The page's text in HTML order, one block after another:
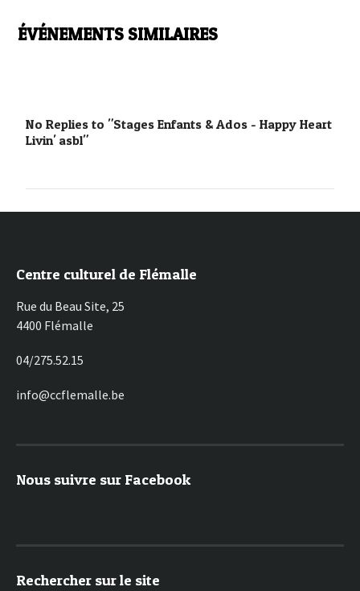
ÉVÉNEMENTS SIMILAIRES
No Replies to "Stages Enfants & Ados - Happy Heart
Livin' asbl"
Centre culturel de Flémalle
Rue du Beau Site, 25
4400 Flémalle
04/275.52.15
info@ccflemalle.be
Nous suivre sur Facebook
Rechercher sur le site